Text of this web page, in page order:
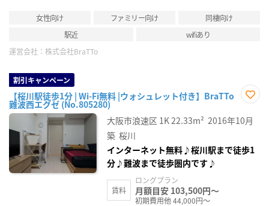
女性向け ファミリー向け
同棲向け
駅近
wifiあり
運営会社： 株式会社BraTTo
割引キャンペーン
【桜川駅徒歩1分 | Wi-Fi無料 |ウォシュレット付き】BraTTo
難波西エグゼ (No.805280)
に入
り登
大阪市浪速区 1K22.33m² 2016年10月
築 桜川
インターネット無料♪桜川駅まで徒歩1
分♪難波まで徒歩圏内です♪
賃料
ロングプラン
月額目安 103,500円～
初期費用他 44,000円～